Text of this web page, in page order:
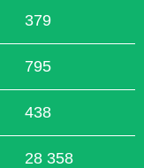
379
795
438
28 358